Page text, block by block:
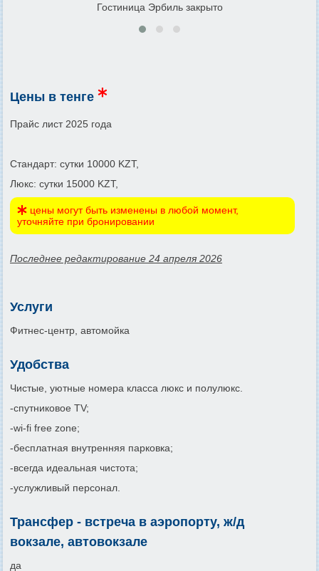
Гостиница Эрбиль закрыто
Цены в тенге
Прайс лист 2025 года
Стандарт: сутки 10000 KZT,
Люкс: сутки 15000 KZT,
цены могут быть изменены в любой момент,
уточняйте при бронировании
Последнее редактирование 24 апреля 2026
Услуги
Фитнес-центр, автомойка
Удобства
Чистые, уютные номера класса люкс и полулюкс.
-спутниковое TV;
-wi-fi free zone;
-бесплатная внутренняя парковка;
-всегда идеальная чистота;
-услужливый персонал.
Трансфер - встреча в аэропорту, ж/д
вокзале, автовокзале
да